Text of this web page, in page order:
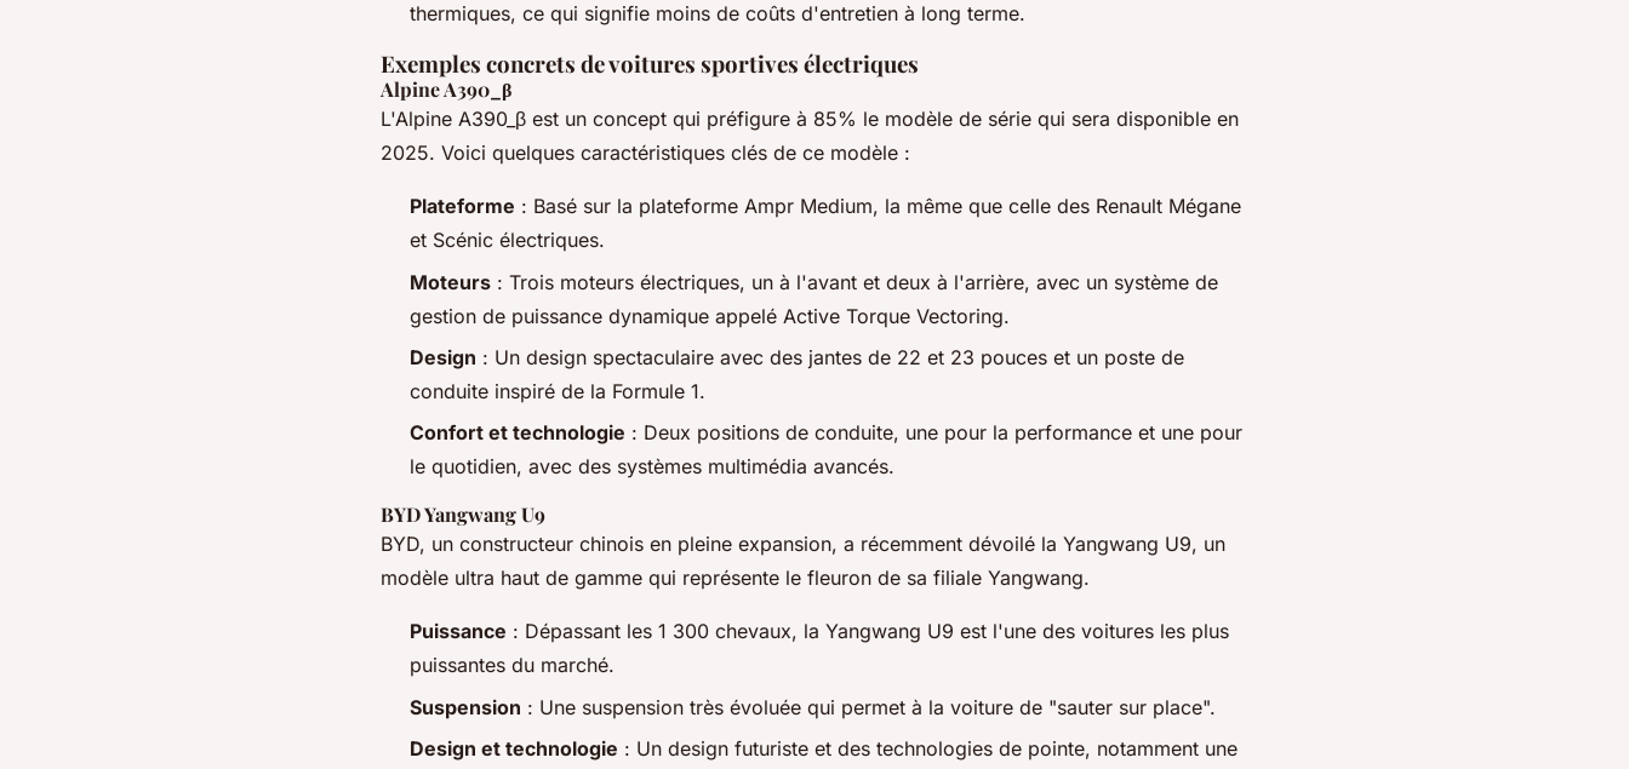
thermiques, ce qui signifie moins de coûts d'entretien à long terme.
Exemples concrets de voitures sportives électriques
Alpine A390_β
L'Alpine A390_β est un concept qui préfigure à 85% le modèle de série qui sera disponible en
2025. Voici quelques caractéristiques clés de ce modèle :
Plateforme : Basé sur la plateforme Ampr Medium, la même que celle des Renault Mégane
et Scénic électriques.
Moteurs : Trois moteurs électriques, un à l'avant et deux à l'arrière, avec un système de
gestion de puissance dynamique appelé Active Torque Vectoring.
Design : Un design spectaculaire avec des jantes de 22 et 23 pouces et un poste de
conduite inspiré de la Formule 1.
Confort et technologie : Deux positions de conduite, une pour la performance et une pour
le quotidien, avec des systèmes multimédia avancés.
BYD Yangwang U9
BYD, un constructeur chinois en pleine expansion, a récemment dévoilé la Yangwang U9, un
modèle ultra haut de gamme qui représente le fleuron de sa filiale Yangwang.
Puissance : Dépassant les 1 300 chevaux, la Yangwang U9 est l'une des voitures les plus
puissantes du marché.
Suspension : Une suspension très évoluée qui permet à la voiture de "sauter sur place".
Design et technologie : Un design futuriste et des technologies de pointe, notamment une